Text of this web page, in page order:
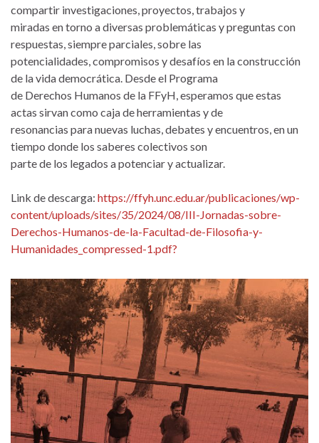
compartir investigaciones, proyectos, trabajos y
miradas en torno a diversas problemáticas y preguntas con
respuestas, siempre parciales, sobre las
potencialidades, compromisos y desafíos en la construcción
de la vida democrática. Desde el Programa
de Derechos Humanos de la FFyH, esperamos que estas
actas sirvan como caja de herramientas y de
resonancias para nuevas luchas, debates y encuentros, en un
tiempo donde los saberes colectivos son
parte de los legados a potenciar y actualizar.
Link de descarga: https://ffyh.unc.edu.ar/publicaciones/wp-
content/uploads/sites/35/2024/08/III-Jornadas-sobre-
Derechos-Humanos-de-la-Facultad-de-Filosofia-y-
Humanidades_compressed-1.pdf?